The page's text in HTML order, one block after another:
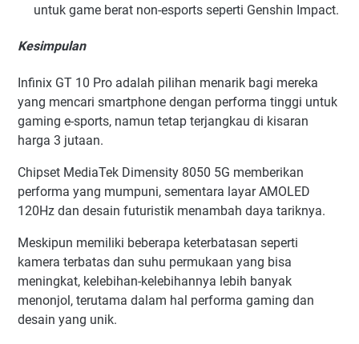
untuk game berat non-esports seperti Genshin Impact.
Kesimpulan
Infinix GT 10 Pro adalah pilihan menarik bagi mereka
yang mencari smartphone dengan performa tinggi untuk
gaming e-sports, namun tetap terjangkau di kisaran
harga 3 jutaan.
Chipset MediaTek Dimensity 8050 5G memberikan
performa yang mumpuni, sementara layar AMOLED
120Hz dan desain futuristik menambah daya tariknya.
Meskipun memiliki beberapa keterbatasan seperti
kamera terbatas dan suhu permukaan yang bisa
meningkat, kelebihan-kelebihannya lebih banyak
menonjol, terutama dalam hal performa gaming dan
desain yang unik.